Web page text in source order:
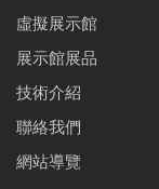
虛擬展示館
展示館展品
技術介紹
聯絡我們
網站導覽